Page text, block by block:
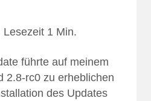
Lesezeit 1 Min.
führte auf meinem
2.8-rc0 zu erheblichen
des Updates